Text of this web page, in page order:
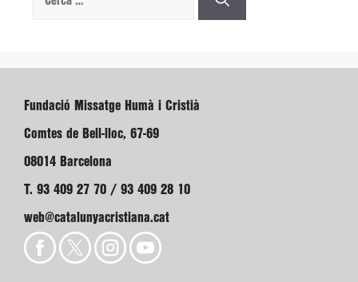
Fundació Missatge Humà i Cristià
Comtes de Bell-lloc, 67-69
08014 Barcelona
T. 93 409 27 70 / 93 409 28 10
web@catalunyacristiana.cat